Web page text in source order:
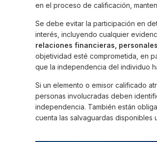
en el proceso de calificación,
Se debe evitar la participación en
interés, incluyendo cualquier
relaciones financieras,
objetividad esté comprometida, en
que la independencia del individuo
Si un elemento o emisor calificado
personas involucradas deben
independencia. También están
cuenta las salvaguardas